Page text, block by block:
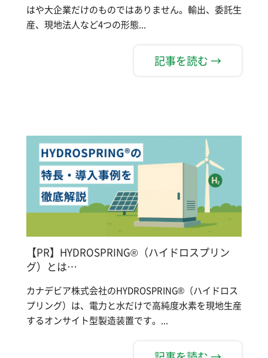
はや大企業だけのものではありません。輸出、委託生
産、現地法人など4つの形態...
記事を読む →
【PR】HYDROSPRING®（ハイドロスプリン
グ）とは…
カナデビア株式会社のHYDROSPRING®（ハイドロス
プリング）は、電力と水だけで高純度水素を現地生産
するオンサイト型製造装置です。...